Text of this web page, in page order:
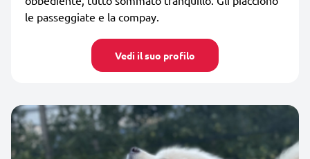
le passeggiate e la compay.
Vedi il suo profilo